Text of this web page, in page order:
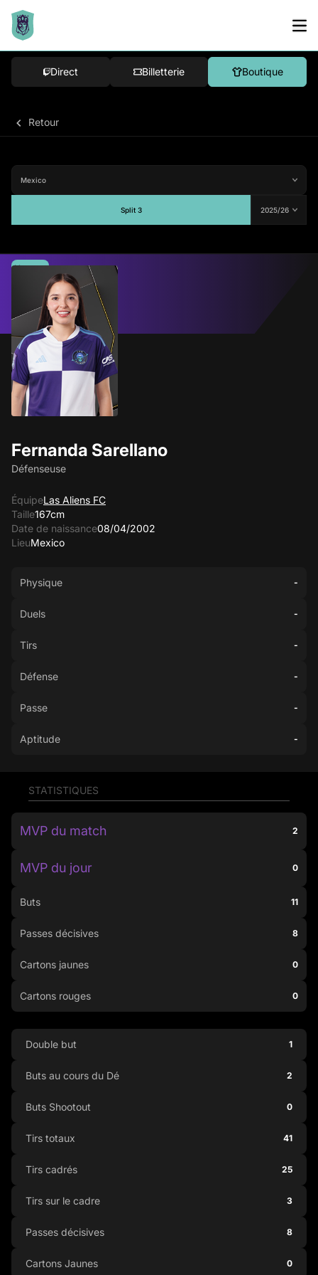
Direct Billetterie Boutique
Retour
Split 3
Fernanda Sarellano
Défenseuse
ÉquipeLas Aliens FC
Taille167cm
Date de naissance08/04/2002
LieuMexico
Moyenne
Physique -
Duels -
Tirs -
Défense -
Passe -
Aptitude -
STATISTIQUES
MVP du match 2
MVP du jour 0
Buts 11
Passes décisives 8
Cartons jaunes 0
Cartons rouges 0
Double but 1
Buts au cours du Dé 2
Buts Shootout 0
Tirs totaux 41
Tirs cadrés 25
Tirs sur le cadre 3
Passes décisives 8
Cartons Jaunes 0